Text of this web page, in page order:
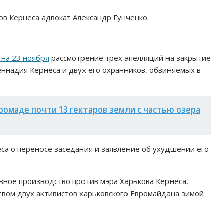
Кернеса адвокат Александр Гунченко.
23 ноября рассмотрение трех апелляций на закрытие
Кернеса и двух его охранников, обвиняемых в
почти 13 гектаров земли с частью озера
о переносе заседания и заявление об ухудшении его
производство против мэра Харькова Кернеса,
двух активистов харьковского Евромайдана зимой